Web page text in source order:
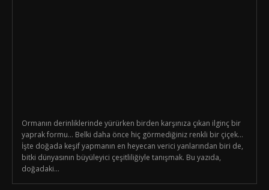
Ormanın derinliklerinde yürürken birden karşınıza çıkan ilginç bir
yaprak formu… Belki daha önce hiç görmediğiniz renkli bir çiçek…
İşte doğada keşif yapmanın en heyecan verici yanlarından biri de,
bitki dünyasının büyüleyici çeşitliliğiyle tanışmak. Bu yazıda,
doğadaki...